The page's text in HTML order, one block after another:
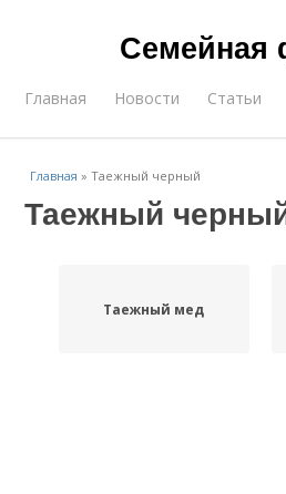
Семейная
Главная Новости Статьи
Главная »Таежный черный
Таежный
Таежный мед